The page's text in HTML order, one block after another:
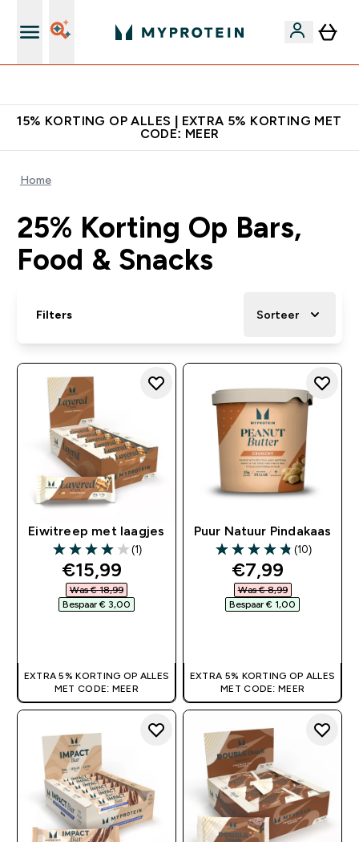
15% KORTING OP ALLES | EXTRA 5% KORTING MET
CODE: MEER
Home
25% Korting Op Bars,
Food & Snacks
Filters Sorteer
Eiwitreep met laagjes
4 out of 5 stars
(1)
discounted price
€15,99‎
Was € 18,99‎
Bespaar € 3,00‎
EXTRA 5% KORTING OP ALLES
MET CODE: MEER
Puur Natuur Pindakaas
4.8 out of 5 stars
(10)
discounted
€7,99‎
Was € 8,99‎
Bespaar € 1,00‎
EXTRA 5% KORTING OP ALLES
MET CODE: MEER